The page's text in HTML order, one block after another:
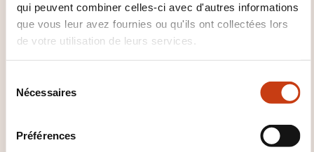
qui peuvent combiner celles-ci avec d'autres informations
que vous leur avez fournies ou qu'ils ont collectées lors
de votre utilisation de leurs services.
Nécessaires
Préférences
Préparation chantier BTP
Qualité BTP
Réception travaux
Résistance ouvrage
Risque amiante
Risque légionellose
sanitaire bâtiment
Sécurité BTP
Terminologie